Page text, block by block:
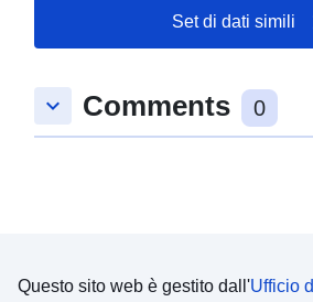
Set di dati simili
keyboard_arrow_down Comments 0
Questo sito web è gestito dall'Ufficio